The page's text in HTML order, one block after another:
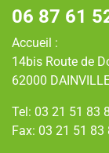
06 87 61
Accueil :
14bis Route de
62000
Tel: 03 21 51 83
Fax: 03 21 51 83